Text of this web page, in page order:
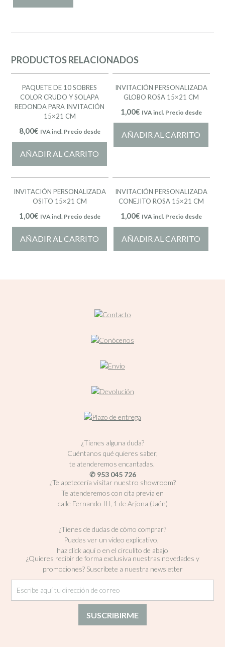
PRODUCTOS RELACIONADOS
PAQUETE DE 10 SOBRES
COLOR CRUDO Y SOLAPA
REDONDA PARA INVITACIÓN
15×21 CM
8,00€ IVA incl. Precio desde
AÑADIR AL CARRITO
INVITACIÓN PERSONALIZADA
GLOBO ROSA 15×21 CM
1,00€ IVA incl. Precio desde
AÑADIR AL CARRITO
INVITACIÓN PERSONALIZADA
OSITO 15×21 CM
1,00€ IVA incl. Precio desde
AÑADIR AL CARRITO
INVITACIÓN PERSONALIZADA
CONEJITO ROSA 15×21 CM
1,00€ IVA incl. Precio desde
AÑADIR AL CARRITO
¿Tienes alguna duda?
Cuéntanos qué quieres saber,
te atenderemos encantadas.
✆ 953 045 726
¿Te apetecería visitar nuestro showroom?
Te atenderemos con cita previa en
calle Fernando III, 1 de Arjona (Jaén)
¿Tienes de dudas de cómo comprar?
Puedes ver un video explicativo,
haz click aquí o en el circulito de abajo
¿Quieres recibir de forma exclusiva nuestras novedades y
promociones? Suscríbete a nuestra newsletter